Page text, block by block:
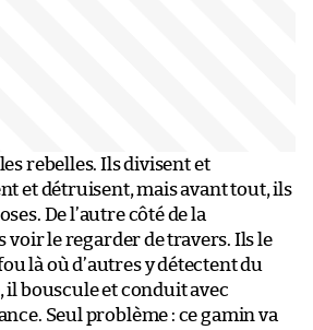
rebelles. Ils divisent et
et détruisent, mais avant tout, ils
De l’autre côté de la
voir le regarder de travers. Ils le
là où d’autres y détectent du
il bouscule et conduit avec
Seul problème : ce gamin va